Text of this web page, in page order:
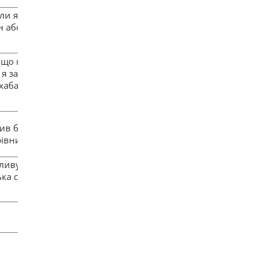
я бачу, що
або
не вів
завжди
в
би
систему
система, з